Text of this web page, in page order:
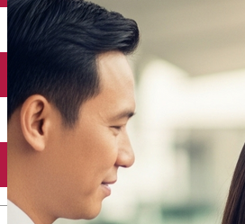
English
Închirieri auto
Închirieri biciclete
Taxi
Încărcare vehicule electrice